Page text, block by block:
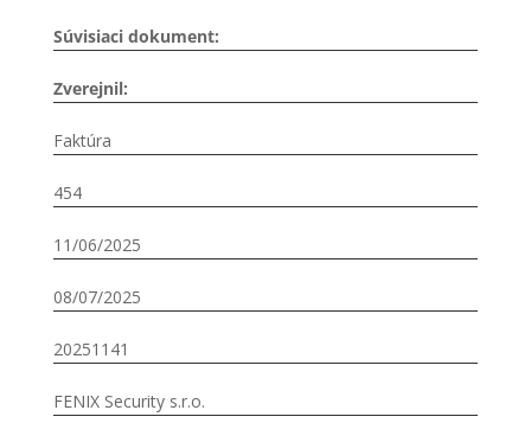
Súvisiaci dokument:
Zverejnil:
Faktúra
454
11/06/2025
08/07/2025
20251141
FENIX Security s.r.o.